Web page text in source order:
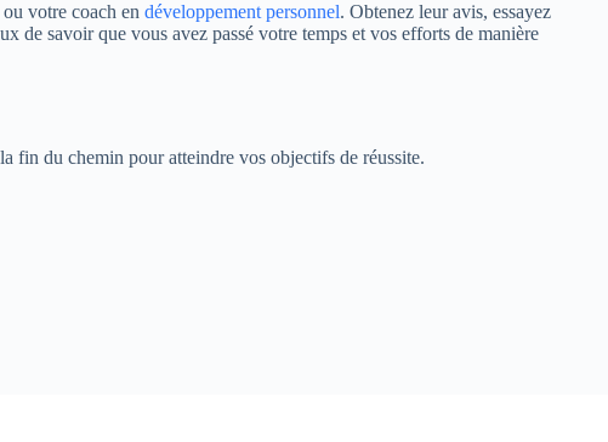
votre coach en développement personnel. Obtenez leur avis, essayez
de savoir que vous avez passé votre temps et vos efforts de manière
fin du chemin pour atteindre vos objectifs de réussite.